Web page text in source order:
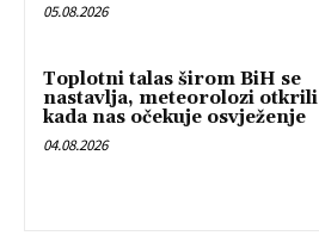
05.08.2026
Toplotni talas širom BiH se
nastavlja, meteorolozi otkrili
kada nas očekuje osvježenje
04.08.2026